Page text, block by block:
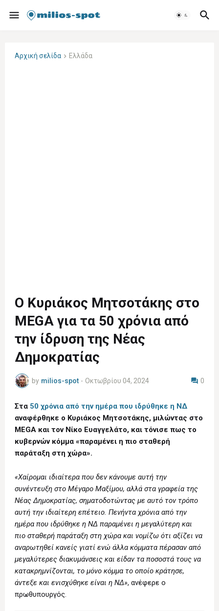
Αρχική σελίδα Ελλάδα
Ο Κυριάκος Μητσοτάκης στο
MEGA για τα 50 χρόνια από
την ίδρυση της Νέας
Δημοκρατίας
by milios-spot - Οκτωβρίου 04, 2024 0
Στα 50 χρόνια από την ημέρα που ιδρύθηκε η ΝΔ
αναφέρθηκε ο Κυριάκος Μητσοτάκης, μιλώντας στο
MEGA και τον Νίκο Ευαγγελάτο, και τόνισε πως το
κυβερνών κόμμα «παραμένει η πιο σταθερή
παράταξη στη χώρα».
«Χαίρομαι ιδιαίτερα που δεν κάνουμε αυτή την
συνέντευξη στο Μέγαρο Μαξίμου, αλλά στα γραφεία της
Νέας Δημοκρατίας, σηματοδοτώντας με αυτό τον τρόπο
αυτή την ιδιαίτερη επέτειο. Πενήντα χρόνια από την
ημέρα που ιδρύθηκε η ΝΔ παραμένει η μεγαλύτερη και
πιο σταθερή παράταξη στη χώρα και νομίζω ότι αξίζει να
αναρωτηθεί κανείς γιατί ενώ άλλα κόμματα πέρασαν από
μεγαλύτερες διακυμάνσεις και είδαν τα ποσοστά τους να
κατακρημνίζονται, το μόνο κόμμα το οποίο κράτησε,
άντεξε και ενισχύθηκε είναι η ΝΔ», ανέφερε ο
πρωθυπουργός.